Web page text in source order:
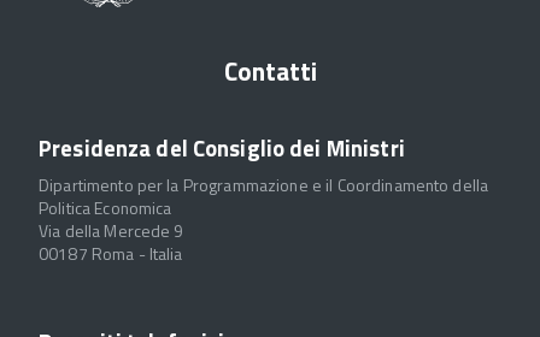
Contatti
Presidenza del Consiglio dei Ministri
Dipartimento per la Programmazione e il Coordinamento della
Politica Economica
Via della Mercede 9
00187 Roma - Italia